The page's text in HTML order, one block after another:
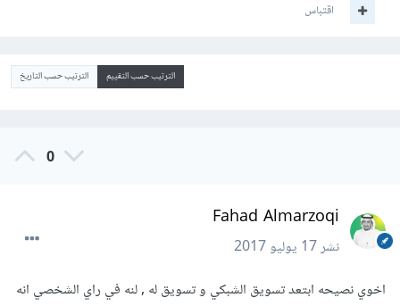
اقتباس
الترتيب حسب التقييم الترتيب حسب التاريخ
0
Fahad Almarzoqi
نشر17 يوليو 2017
اخوي نصيحه ابتعد تسويق الشبكي و تسويق له , لنه في راي الشخصي انه